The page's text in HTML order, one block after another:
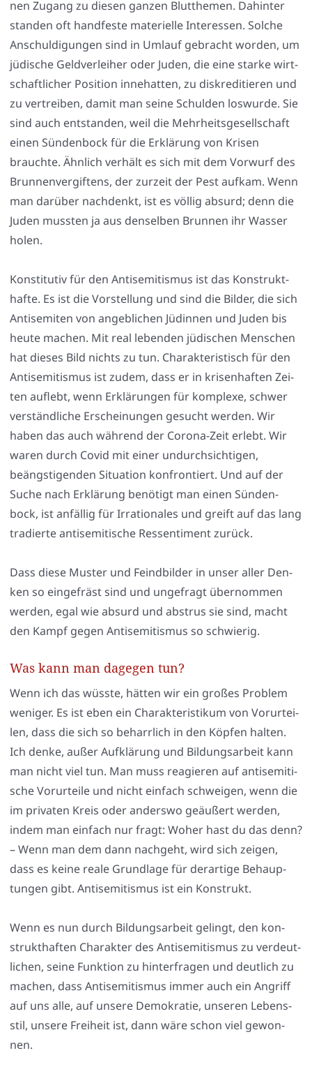
nen Zugang zu die­sen gan­zen Blut­the­men. Dahin­ter
stan­den oft hand­fes­te mate­ri­el­le Inter­es­sen. Sol­che
Anschul­di­gun­gen sind in Umlauf gebracht wor­den, um
jüdi­sche Geld­ver­lei­her oder Juden, die eine star­ke wirt­
schaft­li­cher Posi­ti­on inne­hat­ten, zu dis­kre­di­tie­ren und
zu ver­trei­ben, damit man sei­ne Schul­den los­wur­de. Sie
sind auch ent­stan­den, weil die Mehr­heits­ge­sell­schaft
einen Sün­den­bock für die Erklä­rung von Kri­sen
brauch­te. Ähn­lich ver­hält es sich mit dem Vor­wurf des
Brun­nen­ver­gif­tens, der zur­zeit der Pest auf­kam. Wenn
man dar­über nach­denkt, ist es völ­lig absurd; denn die
Juden muss­ten ja aus den­sel­ben Brun­nen ihr Was­ser
holen.
Kon­sti­tu­tiv für den Anti­se­mi­tis­mus ist das Kon­strukt­
haf­te. Es ist die Vor­stel­lung und sind die Bil­der, die sich
Anti­se­mi­ten von angeb­li­chen Jüdin­nen und Juden bis
heu­te machen. Mit real leben­den jüdi­schen Men­schen
hat die­ses Bild nichts zu tun. Cha­rak­te­ris­tisch für den
Anti­se­mi­tis­mus ist zudem, dass er in kri­sen­haf­ten Zei­
ten auf­lebt, wenn Erklä­run­gen für kom­ple­xe, schwer
ver­ständ­li­che Erschei­nun­gen gesucht wer­den. Wir
haben das auch wäh­rend der Coro­na-Zeit erlebt. Wir
waren durch Covid mit einer undurch­sich­ti­gen,
beängs­ti­gen­den Situa­ti­on kon­fron­tiert. Und auf der
Suche nach Erklä­rung benö­tigt man einen Sün­den­
bock, ist anfäl­lig für Irra­tio­na­les und greift auf das lang
tra­dier­te anti­se­mi­ti­sche Res­sen­ti­ment zurück.
Dass die­se Mus­ter und Feind­bil­der in unser aller Den­
ken so ein­ge­fräst sind und unge­fragt über­nom­men
wer­den, egal wie absurd und abstrus sie sind, macht
den Kampf gegen Anti­se­mi­tis­mus so schwie­rig.
Was kann man dagegen tun?
Wenn ich das wüss­te, hät­ten wir ein gro­ßes Pro­blem
weni­ger. Es ist eben ein Cha­rak­te­ris­ti­kum von Vor­ur­tei­
len, dass die sich so beharr­lich in den Köp­fen hal­ten.
Ich den­ke, außer Auf­klä­rung und Bil­dungs­ar­beit kann
man nicht viel tun. Man muss reagie­ren auf anti­se­mi­ti­
sche Vor­ur­tei­le und nicht ein­fach schwei­gen, wenn die
im pri­va­ten Kreis oder anders­wo geäu­ßert wer­den,
indem man ein­fach nur fragt: Woher hast du das denn?
– Wenn man dem dann nach­geht, wird sich zei­gen,
dass es kei­ne rea­le Grund­la­ge für der­ar­ti­ge Behaup­
tun­gen gibt. Anti­se­mi­tis­mus ist ein Kon­strukt.
Wenn es nun durch Bil­dungs­ar­beit gelingt, den kon­
strukt­haf­ten Cha­rak­ter des Anti­se­mi­tis­mus zu ver­deut­
li­chen, sei­ne Funk­ti­on zu hin­ter­fra­gen und deut­lich zu
machen, dass Anti­se­mi­tis­mus immer auch ein Angriff
auf uns alle, auf unse­re Demo­kra­tie, unse­ren Lebens­
stil, unse­re Frei­heit ist, dann wäre schon viel gewon­
nen.